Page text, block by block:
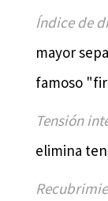
Índice de
mayor
famoso
Tensión
elimina